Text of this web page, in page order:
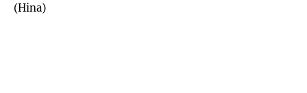
(Hina)